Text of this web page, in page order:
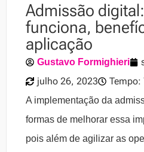
Admissão
funciona,
aplicação
Gustavo Formighieri
julho 26, 2023
A implementação da
formas de melhorar essa
pois além de agilizar as